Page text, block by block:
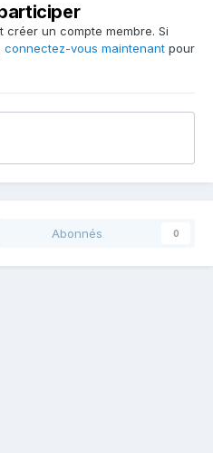
un compte membre. Si
connectez-vous maintenant pour
Abonnés 0